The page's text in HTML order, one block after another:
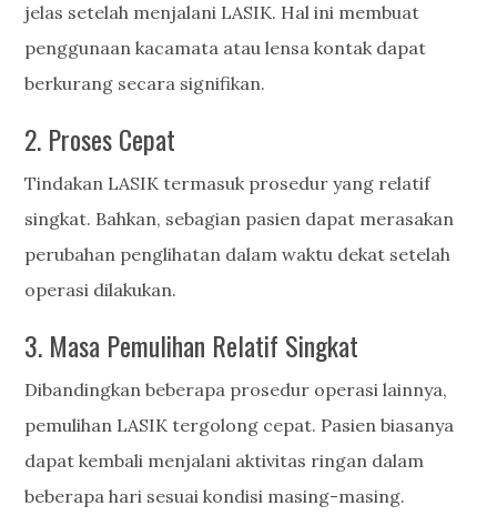
jelas setelah menjalani LASIK. Hal ini membuat
penggunaan kacamata atau lensa kontak dapat
berkurang secara signifikan.
2. Proses Cepat
Tindakan LASIK termasuk prosedur yang relatif
singkat. Bahkan, sebagian pasien dapat merasakan
perubahan penglihatan dalam waktu dekat setelah
operasi dilakukan.
3. Masa Pemulihan Relatif Singkat
Dibandingkan beberapa prosedur operasi lainnya,
pemulihan LASIK tergolong cepat. Pasien biasanya
dapat kembali menjalani aktivitas ringan dalam
beberapa hari sesuai kondisi masing-masing.